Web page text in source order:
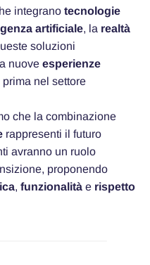
integrano tecnologie
artificiale, la realtà
soluzioni
nuove esperienze
prima nel settore
che la combinazione
rappresenti il futuro
avranno un ruolo
proponendo
, funzionalità e rispetto